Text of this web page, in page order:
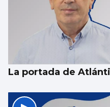
La portada de